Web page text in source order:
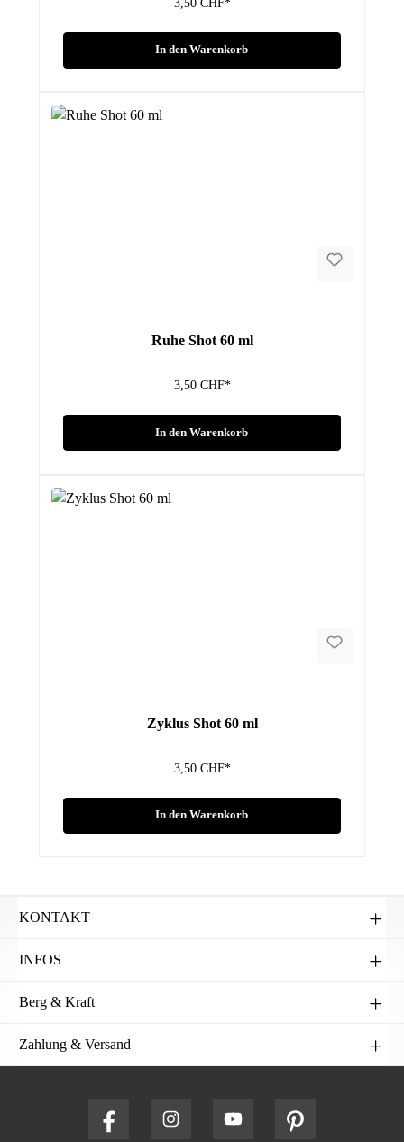
3,50 CHF*
In den Warenkorb
Ruhe Shot 60 ml
3,50 CHF*
In den Warenkorb
Zyklus Shot 60 ml
3,50 CHF*
In den Warenkorb
KONTAKT
INFOS
Berg & Kraft
Zahlung & Versand